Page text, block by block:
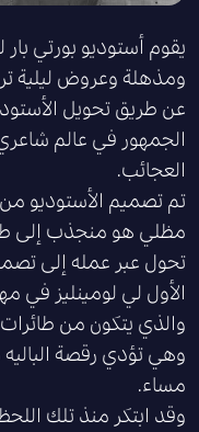
يقوم أستوديو بورتي
ومذهلة وعروض ليلية
عن طريق تحويل
الجمهور في عالم
العجائب.
تم تصميم الأستوديو
مظلي هو منجذب إلى
تحول عبر عمله إلى
والذي يتكون من طائرات
وهي تؤدي رقصة الباليه
مساء.
وقد ابتكر منذ تلك